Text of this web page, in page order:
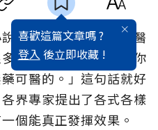
喜歡這篇文章嗎 ?
登入 後立即收藏 !
裡寫道：「如果一個醫
不同的治療方法，那你
可醫的。」這句話就好
界專家提出了各式各樣
個能真正發揮效果。